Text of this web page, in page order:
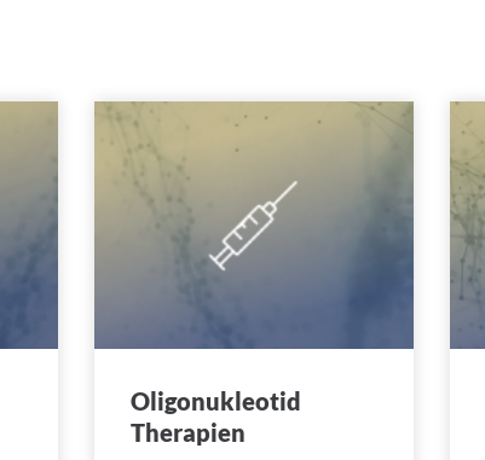
Oligonukleotid
Therapien